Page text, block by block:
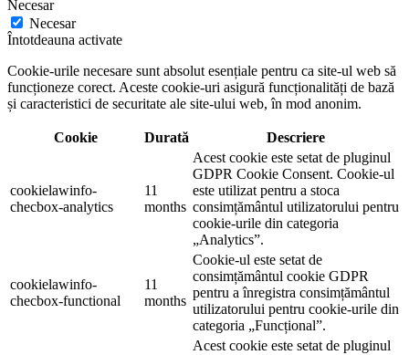
Necesar
Necesar
Întotdeauna activate
Cookie-urile necesare sunt absolut esențiale pentru ca site-ul web să
funcționeze corect. Aceste cookie-uri asigură funcționalități de bază
și caracteristici de securitate ale site-ului web, în mod anonim.
Cookie Durată Descriere
cookielawinfo-
checbox-analytics
11
months
Acest cookie este setat de pluginul
GDPR Cookie Consent. Cookie-ul
este utilizat pentru a stoca
consimțământul utilizatorului pentru
cookie-urile din categoria
„Analytics”.
cookielawinfo-
checbox-functional
11
months
Cookie-ul este setat de
consimțământul cookie GDPR
pentru a înregistra consimțământul
utilizatorului pentru cookie-urile din
categoria „Funcțional”.
Acest cookie este setat de pluginul